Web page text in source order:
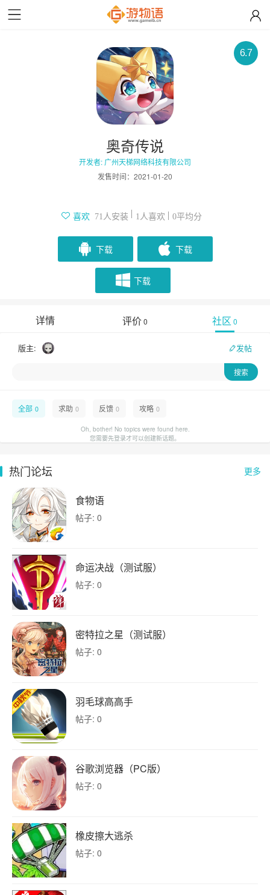
6.7
奥奇传说
开发者: 广州天梯网络科技有限公司
发售时间： 2021-01-20
喜欢 71 人安装 1 人喜欢 0平均分
下载 下载
下载
详情 评价0 社区 0
版主: 发帖
全部 0 求助 0 反馈 0 攻略 0
Oh, bother! No topics were found here.
您需要先登录才可以创建新话题。
更多
热门论坛
食物语
帖子: 0
命运决战（测试服）
帖子: 0
密特拉之星（测试服）
帖子: 0
羽毛球高高手
帖子: 0
谷歌浏览器（PC版）
帖子: 0
橡皮擦大逃杀
帖子: 0